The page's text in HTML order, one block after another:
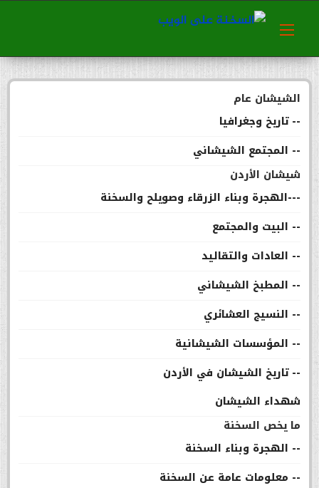
الشيشان عام
-- تاريخ وجغرافيا
-- المجتمع الشيشاني
شيشان الأردن
---الهجرة وبناء الزرقاء وصويلح والسخنة
-- البيت والمجتمع
-- العادات والتقاليد
-- المطبخ الشيشاني
-- النسيج العشائري
-- المؤسسات الشيشانية
-- تاريخ الشيشان في الأردن
شهداء الشيشان
ما يخص السخنة
-- الهجرة وبناء السخنة
-- معلومات عامة عن السخنة